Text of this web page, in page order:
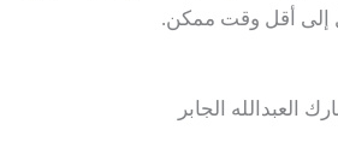
إلى أقل وقت ممكن.
العبدالله الجابر